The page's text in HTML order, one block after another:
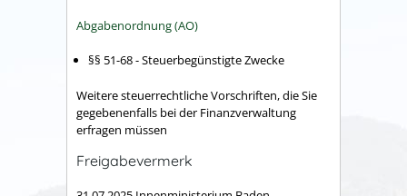
Abgabenordnung (AO)
§§ 51-68 - Steuerbegünstigte Zwecke
Weitere steuerrechtliche Vorschriften, die Sie
gegebenenfalls bei der Finanzverwaltung
erfragen müssen
Freigabevermerk